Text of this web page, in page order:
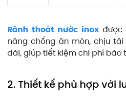
Rãnh thoát nước inox
năng chống ăn mòn, chịu
dài, giúp tiết kiệm chi phí bảo
2. Thiết kế phù hợp với